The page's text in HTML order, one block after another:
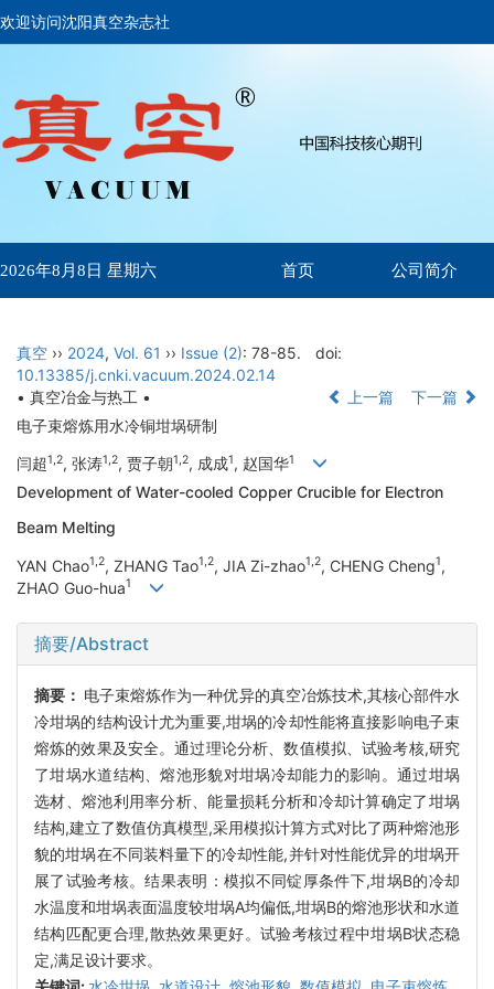
欢迎访问沈阳真空杂志社
2026年8月8日 星期六 首页 公司简介
真空 ›› 2024, Vol. 61 ›› Issue (2): 78-85.
doi:
10.13385/j.cnki.vacuum.2024.02.14
• 真空冶金与热工 •
上一篇
下一篇
电子束熔炼用水冷铜坩埚研制
闫超1,2, 张涛1,2, 贾子朝1,2, 成成1, 赵国华1
Development of Water-cooled Copper Crucible for Electron
Beam Melting
YAN Chao1,2, ZHANG Tao1,2, JIA Zi-zhao1,2, CHENG Cheng1,
ZHAO Guo-hua1
摘要/Abstract
摘要： 电子束熔炼作为一种优异的真空冶炼技术,其核心部件水
冷坩埚的结构设计尤为重要,坩埚的冷却性能将直接影响电子束
熔炼的效果及安全。通过理论分析、数值模拟、试验考核,研究
了坩埚水道结构、熔池形貌对坩埚冷却能力的影响。通过坩埚
选材、熔池利用率分析、能量损耗分析和冷却计算确定了坩埚
结构,建立了数值仿真模型,采用模拟计算方式对比了两种熔池形
貌的坩埚在不同装料量下的冷却性能,并针对性能优异的坩埚开
展了试验考核。结果表明：模拟不同锭厚条件下,坩埚B的冷却
水温度和坩埚表面温度较坩埚A均偏低,坩埚B的熔池形状和水道
结构匹配更合理,散热效果更好。试验考核过程中坩埚B状态稳
定,满足设计要求。